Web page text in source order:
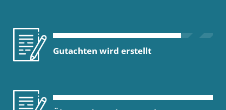
Gutachten wird erstellt